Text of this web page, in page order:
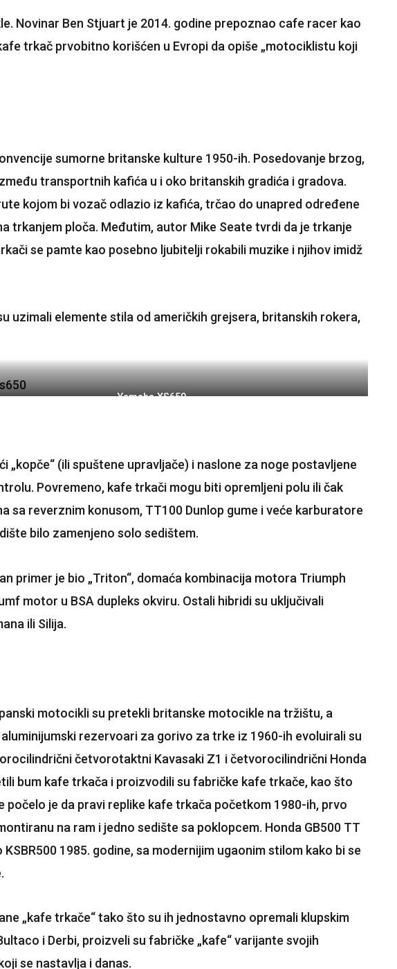
Novinar Ben Stjuart je 2014. godine prepoznao cafe racer kao
trkač prvobitno korišćen u Evropi da opiše „motociklistu koji
sumorne britanske kulture 1950-ih. Posedovanje brzog,
transportnih kafića u i oko britanskih gradića i gradova.
kojom bi vozač odlazio iz kafića, trčao do unapred određene
trkanjem ploča. Međutim, autor Mike Seate tvrdi da je trkanje
se pamte kao posebno ljubitelji rokabili muzike i njihov imidž
uzimali elemente stila od američkih grejsera, britanskih rokera,
Yamaha XS650
(ili spuštene upravljače) i naslone za noge postavljene
Povremeno, kafe trkači mogu biti opremljeni polu ili čak
sa reverznim konusom, TT100 Dunlop gume i veće karburatore
bilo zamenjeno solo sedištem.
primer je bio „Triton“, domaća kombinacija motora Triumph
motor u BSA dupleks okviru. Ostali hibridi su uključivali
ili Silija.
motocikli su pretekli britanske motocikle na tržištu, a
rezervoari za gorivo za trke iz 1960-ih evoluirali su
četvorotaktni Kavasaki Z1 i četvorocilindrični Honda
bum kafe trkača i proizvodili su fabričke kafe trkače, kao što
počelo je da pravi replike kafe trkača početkom 1980-ih, prvo
na ram i jedno sedište sa poklopcem. Honda GB500 TT
1985. godine, sa modernijim ugaonim stilom kako bi se
„kafe trkače“ tako što su ih jednostavno opremali klupskim
i Derbi, proizveli su fabričke „kafe“ varijante svojih
se nastavlja i danas.